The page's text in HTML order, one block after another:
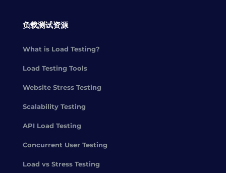
负载测试资源
What is Load Testing?
Load Testing Tools
Website Stress Testing
Scalability Testing
API Load Testing
Concurrent User Testing
Load vs Stress Testing